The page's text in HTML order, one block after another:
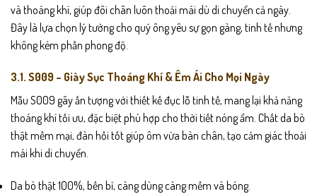
và thoáng khí, giúp đôi chân luôn thoải mái dù di chuyển cả ngày.
Đây là lựa chọn lý tưởng cho quý ông yêu sự gọn gàng, tinh tế nhưng
không kém phần phong độ.
3.1. S009 – Giày Sục Thoáng Khí & Êm Ái Cho Mọi Ngày
Mẫu S009 gây ấn tượng với thiết kế đục lỗ tinh tế, mang lại khả năng
thoáng khí tối ưu, đặc biệt phù hợp cho thời tiết nóng ẩm. Chất da bò
thật mềm mại, đàn hồi tốt giúp ôm vừa bàn chân, tạo cảm giác thoải
mái khi di chuyển.
Da bò thật 100%, bền bỉ, càng dùng càng mềm và bóng.